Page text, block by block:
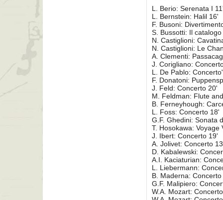
L. Berio: Serenata I
L. Bernstein: Halil 16'
F. Busoni:
S. Bussotti: Il
N. Castiglioni:
N. Castiglioni: Le
A. Clementi:
J. Corigliano:
L. De Pablo:
F. Donatoni:
J. Feld: Concerto 20'
M. Feldman: Flute
B. Ferneyhough:
L. Foss: Concerto 18'
G.F. Ghedini: Sonata
T. Hosokawa: Voyage
J. Ibert: Concerto 19'
A. Jolivet: Concerto
D. Kabalewski:
A.I. Kaciaturian:
L. Liebermann:
B. Maderna: Concerto
G.F. Malipiero:
W.A. Mozart: